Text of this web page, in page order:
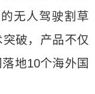
无人驾驶割草
破，产品不仅
地10个海外国